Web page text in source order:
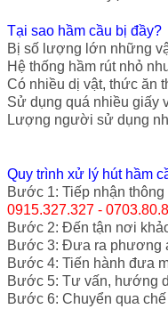
Tại sao hầm cầu bị đầy?
Bị số lượng lớn những
Hệ thống hầm rút nhỏ
Có nhiều dị vật, thức ăn
Sử dụng quá nhiều giấy
Lượng người sử dụng
Quy trình xử lý hút hầm
Bước 1: Tiếp nhận
0915.327.327 -
Bước 2: Đến tận nơi
Bước 3: Đưa ra phương
Bước 4: Tiến hành đưa
Bước 5: Tư vấn, hướng
Bước 6: Chuyển qua